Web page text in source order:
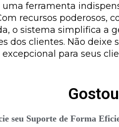
uma ferramenta
recursos poderosos,
o sistema simplifica a
dos clientes. Não
para seus
seu Suporte de Forma